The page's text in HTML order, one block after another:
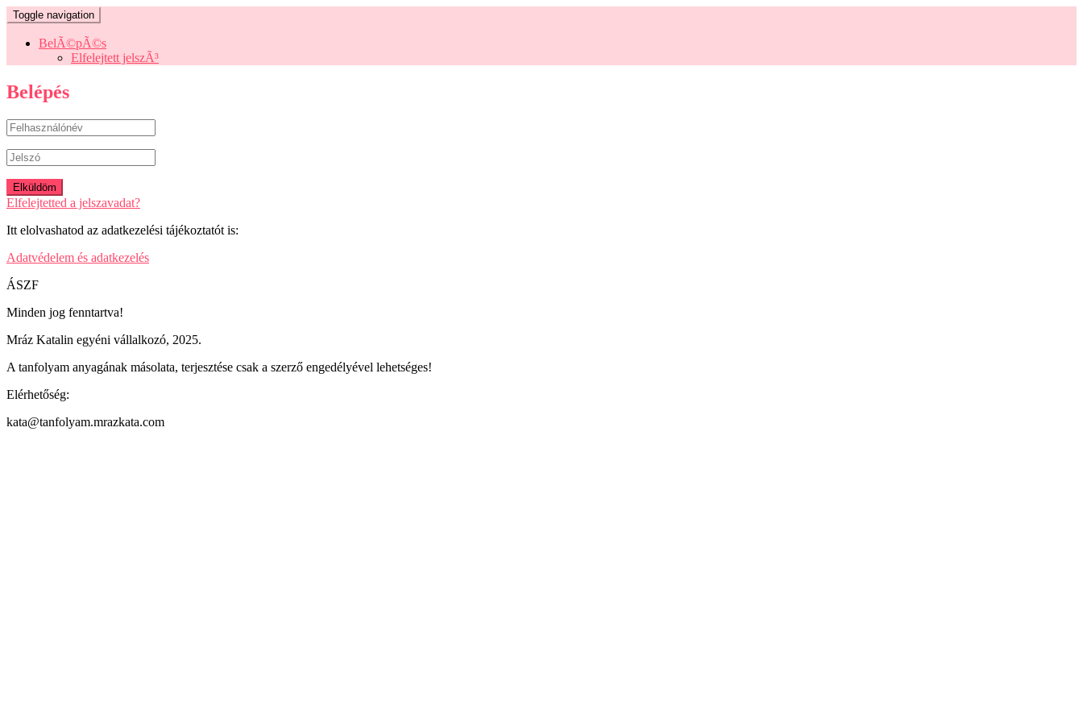
Toggle navigation
BelÃ©pÃ©s
Elfelejtett jelszÃ³
Belépés
Elfelejtetted a jelszavadat?
Itt elolvashatod az adatkezelési tájékoztatót is:
Adatvédelem és adatkezelés
ÁSZF
Minden jog fenntartva!
Mráz Katalin egyéni vállalkozó, 2025.
A tanfolyam anyagának másolata, terjesztése csak a szerző engedélyével lehetséges!
Elérhetőség:
kata@tanfolyam.mrazkata.com